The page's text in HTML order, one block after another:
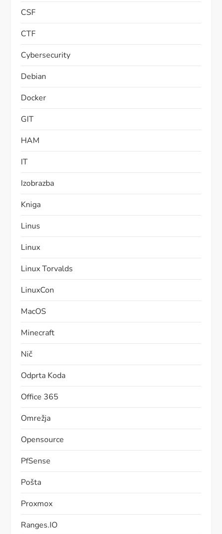
CSF
CTF
Cybersecurity
Debian
Docker
GIT
HAM
IT
Izobrazba
Kniga
Linus
Linux
Linux Torvalds
LinuxCon
MacOS
Minecraft
Nič
Odprta Koda
Office 365
Omrežja
Opensource
PfSense
Pošta
Proxmox
Ranges.IO